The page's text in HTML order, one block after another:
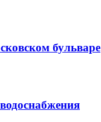
бульваре